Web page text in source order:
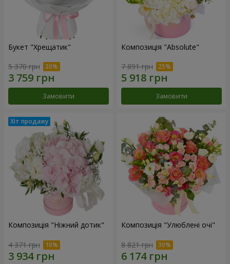
Букет "Хрещатик"
5 370 грн
Замовити
Композиція "Absolute"
7 891 грн
Замовити
Композиція "Ніжний дотик"
4 371 грн
Композиція "Улюблені очі"
8 821 грн